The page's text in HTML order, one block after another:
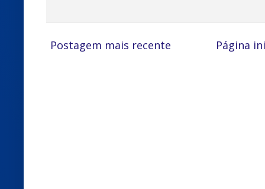
Postagem mais recente Página